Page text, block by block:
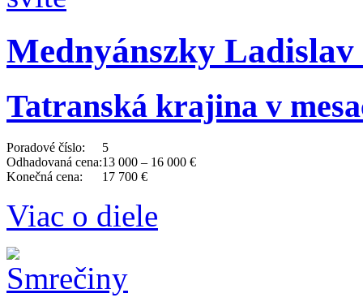
Mednyánszky Ladislav
Tatranská krajina v
Poradové číslo:
5
Odhadovaná cena:13 000 – 16 000 €
Konečná cena:
17 700 €
Viac o diele